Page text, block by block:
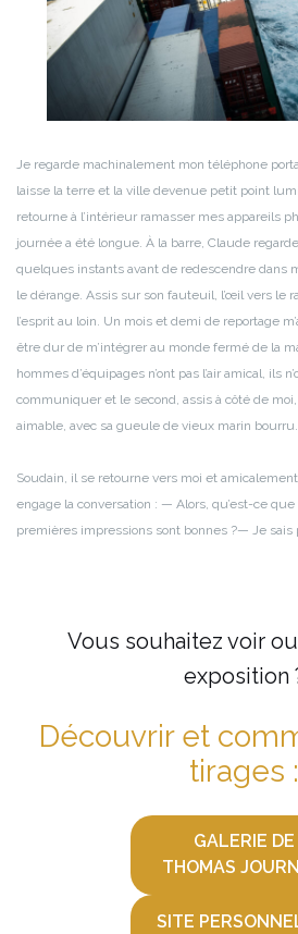
Je regarde machinalement mon téléphone
laisse la terre et la ville devenue petit point
retourne à l’intérieur ramasser mes appareils
journée a été longue. À la barre, Claude
quelques instants avant de redescendre dans
le dérange. Assis sur son fauteuil, l’œil vers le
l’esprit au loin. Un mois et demi de reportage
être dur de m’intégrer au monde fermé de la
hommes d’équipages n’ont pas l’air amical, ils
communiquer et le second, assis à côté de
aimable, avec sa gueule de vieux marin bourru.
Soudain, il se retourne vers moi et
engage la conversation : — Alors, qu’est-ce que
premières impressions sont bonnes ?— Je sais
Vous souhaitez voir
exposition
Découvrir et
tirages :
GALERIE DE
THOMAS
SITE